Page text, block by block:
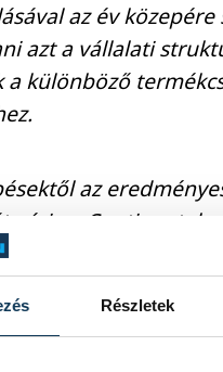
Részletek
az év
azt a vállalati
a különböző
az
várja a Continental
vezetősége, melyek
biztosítják a